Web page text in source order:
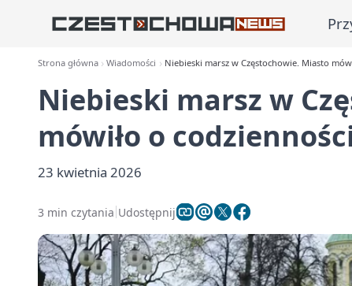
Strona główna Wiadomości Niebieski marsz w Częstochowie. Miasto
Niebieski marsz w
mówiło o
23 kwietnia 2026
3 min czytania Udostępnij